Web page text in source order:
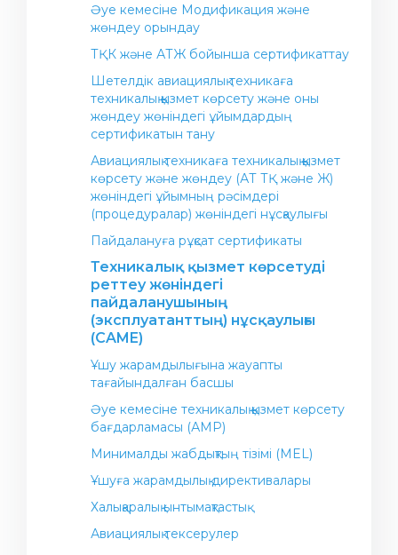
Әуе кемесіне Модификация және
жөндеу орындау
ТҚК және АТЖ бойынша сертификаттау
Шетелдік авиациялық техникаға
техникалық қызмет көрсету және оны
жөндеу жөніндегі ұйымдардың
сертификатын тану
Авиациялық техникаға техникалық қызмет
көрсету және жөндеу (АТ ТҚ және Ж)
жөніндегі ұйымның рәсімдері
(процедуралар) жөніндегі нұсқаулығы
Пайдалануға рұқсат сертификаты
Техникалық қызмет көрсетуді
реттеу жөніндегі
пайдаланушының
(эксплуатанттың) нұсқаулығы
(CAME)
Ұшу жарамдылығына жауапты
тағайындалған басшы
Әуе кемесіне техникалық қызмет көрсету
бағдарламасы (АМР)
Минималды жабдықтың тізімі (MEL)
Ұшуға жарамдылық директивалары
Халықаралық ынтымақтастық
Авиациялық тексерулер